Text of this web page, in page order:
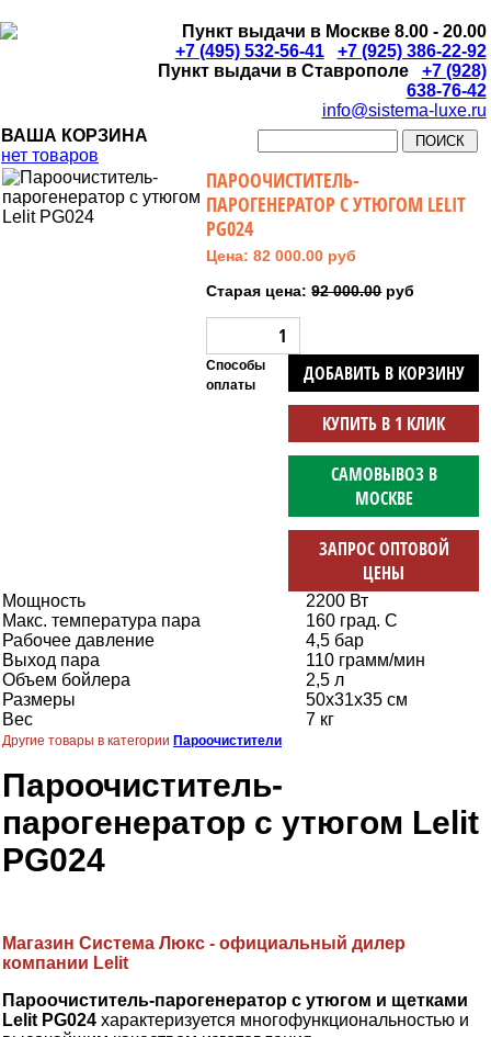
Пункт выдачи в Москве 8.00 - 20.00
+7 (495) 532-56-41
+7 (925) 386-22-92
Пункт выдачи в Ставрополе
+7 (928)
638-76-42
info@sistema-luxe.ru
ВАША КОРЗИНА
нет товаров
ПАРООЧИСТИТЕЛЬ-
ПАРОГЕНЕРАТОР С УТЮГОМ LELIT
PG024
Цена: 82 000.00 руб
Старая цена:92 000.00руб
ДОБАВИТЬ В КОРЗИНУ
КУПИТЬ В 1 КЛИК
САМОВЫВОЗ В
МОСКВЕ
ЗАПРОС ОПТОВОЙ
ЦЕНЫ
Способы
оплаты
Мощность
2200 Вт
Макс. температура пара
160 град. С
Рабочее давление
4,5 бар
Выход пара
110 грамм/мин
Объем бойлера
2,5 л
Размеры
50х31х35 см
Вес
7 кг
Другие товары в категории Пароочистители
Пароочиститель-
парогенератор с утюгом Lelit
PG024
Магазин Система Люкс - официальный дилер
компании Lelit
Пароочиститель-парогенератор с утюгом и щетками
Lelit PG024 характеризуется многофункциональностью и